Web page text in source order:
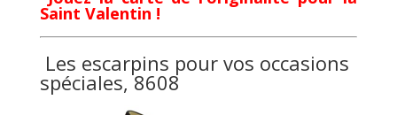
Saint Valentin !
Les escarpins pour vos occasions
spéciales,8608